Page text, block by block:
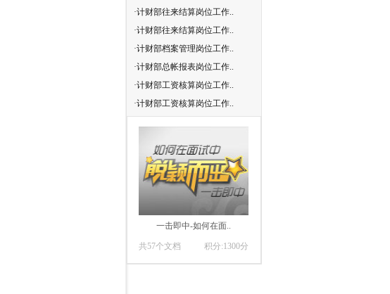
·计财部往来结算岗位工作..
·计财部往来结算岗位工作..
·计财部档案管理岗位工作..
·计财部总帐报表岗位工作..
·计财部工资核算岗位工作..
·计财部工资核算岗位工作..
一击即中-如何在面..
共57个文档 积分:1300分